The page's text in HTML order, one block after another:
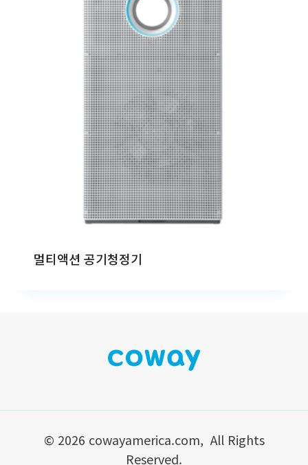
멀티액션 공기청정기
© 2026 cowayamerica.com, All Rights
Reserved.